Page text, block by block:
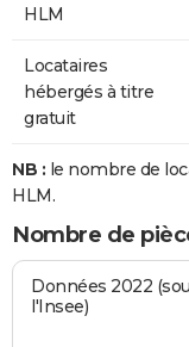
HLM
Locataires
hébergés à titre
gratuit
NB : le nombre de
HLM.
Nombre de
Données 2022
l'Insee)